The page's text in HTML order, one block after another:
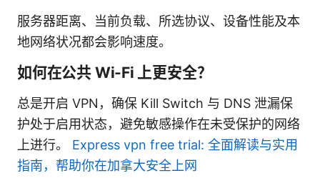
服务器距离、当前负载、所选协议、设备性能及本
地网络状况都会影响速度。
如何在公共 Wi-Fi 上更安全？
总是开启 VPN，确保 Kill Switch 与 DNS 泄漏保
护处于启用状态，避免敏感操作在未受保护的网络
上进行。 Express vpn free trial: 全面解读与实用
指南，帮助你在加拿大安全上网